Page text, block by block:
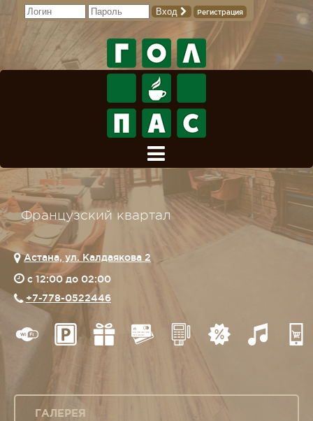
Вход Регистрация
Французский квартал
Астана, ул. Калдаякова 2
c 12:00 до 02:00
+7-778-0522446
ГАЛЕРЕЯ